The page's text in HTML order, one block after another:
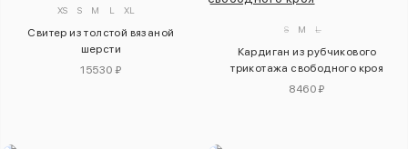
XS S M L XL
Свитер из толстой вязаной
шерсти
15530 ₽
S M L
Кардиган из рубчикового
трикотажа свободного кроя
8460 ₽